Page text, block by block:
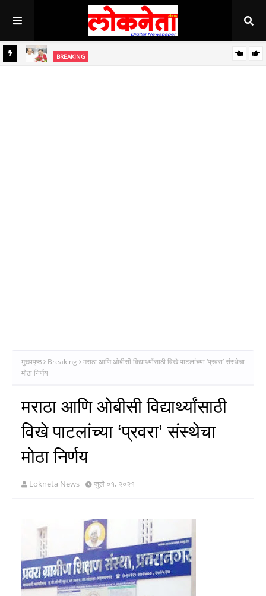
BREAKING
मुख्यपृष्ठ Breaking
मराठा आणि ओबीसी विद्यार्थ्यांसाठी विखे पाटलांच्या ‘प्रवरा’ संस्थेचा
मोठा निर्णय
मराठा आणि ओबीसी विद्यार्थ्यांसाठी
विखे पाटलांच्या ‘प्रवरा’ संस्थेचा
मोठा निर्णय
Lokneta News जुलै ०१, २०२१